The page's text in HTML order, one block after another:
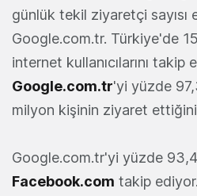
günlük tekil ziyaretçi sayısı
Google.com.tr. Türkiye'de
internet kullanıcılarını takip
Google.com.tr'yi yüzde
milyon kişinin ziyaret ettiğini
Google.com.tr'yi yüzde 93,4
Facebook.com takip